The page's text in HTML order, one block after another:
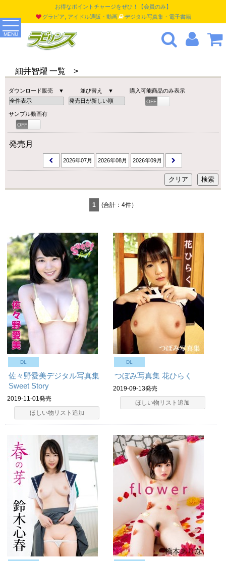
MENU
お得なポイントチャージをぜひ！【会員のみ】
グラビア, アイドル通販・動画
デジタル写真集・電子書籍
細井智燿 一覧 >
ダウンロード販売 ▼ 並び替え ▼ 購入可能商品のみ表示
OFF
サンプル動画有
OFF
発売月
2026年07月 2026年08月 2026年09月
1 (合計：4件）
DL
佐々野愛美デジタル写真集
Sweet Story
2019-11-01発売
ほしい物リスト追加
DL
つぼみ写真集 花ひらく
2019-09-13発売
ほしい物リスト追加